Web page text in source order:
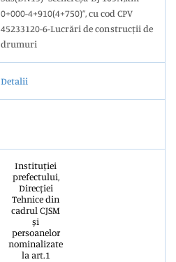
0+000-4+910(4+750)”, cu cod CPV
45233120-6-Lucrări de construcții de
drumuri
Detalii
Instituției
prefectului,
Direcției
Tehnice din
cadrul CJSM
și
persoanelor
nominalizate
la art.1